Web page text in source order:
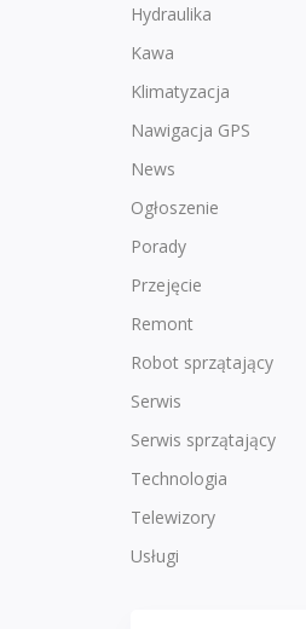
Hydraulika
Kawa
Klimatyzacja
Nawigacja GPS
News
Ogłoszenie
Porady
Przejęcie
Remont
Robot sprzątający
Serwis
Serwis sprzątający
Technologia
Telewizory
Usługi